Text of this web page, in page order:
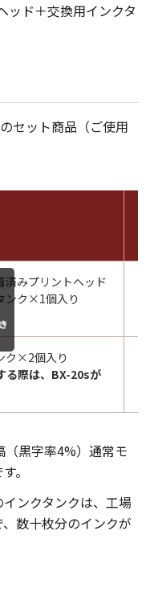
ッド＋交換用インクタ
セット商品（ご使用
済みプリントヘッド
ンク×1個入り
ク×2個入り
る際は、BX-20sが
（黒字率4%）通常モ
。
ンクタンクは、工場
数十枚分のインクが